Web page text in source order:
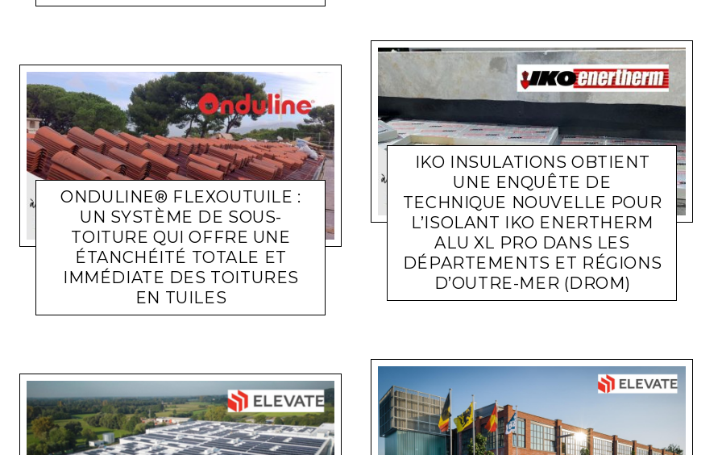
ONDULINE® FLEXOUTUILE :
UN SYSTÈME DE SOUS-
TOITURE QUI OFFRE UNE
ÉTANCHÉITÉ TOTALE ET
IMMÉDIATE DES TOITURES
EN TUILES
ACTUALITÉ ENTREPRISES LARA GASQUET
IKO INSULATIONS OBTIENT
UNE ENQUÊTE DE
TECHNIQUE NOUVELLE POUR
L’ISOLANT IKO ENERTHERM
ALU XL PRO DANS LES
DÉPARTEMENTS ET RÉGIONS
D’OUTRE-MER (DROM)
ACTUALITÉ ENTREPRISES LARA GASQUET 28 MAI 2024